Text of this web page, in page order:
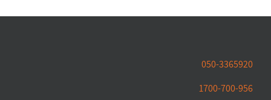
050-3365920
1700-700-956